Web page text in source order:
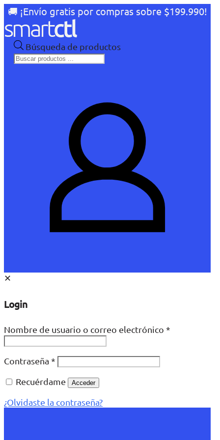
🚚 ¡Envío gratis por compras sobre $199.990!
Búsqueda de productos
✕
Login
Nombre de usuario o correo electrónico *
Contraseña *
Recuérdame
Acceder
¿Olvidaste la contraseña?